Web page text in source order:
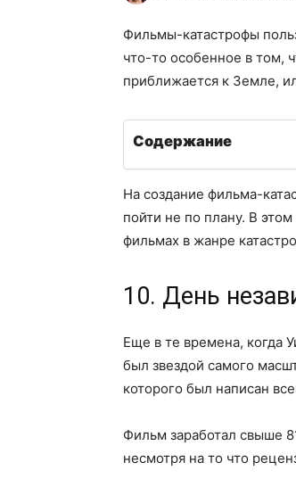
Фильмы-катастрофы
что-то особенное в том,
приближается к Земле,
Содержание
На создание фильма-
пойти не по плану. В
фильмах в жанре
10. День
Еще в те времена, когда
был звездой самого
которого был написан
Фильм заработал свыше
несмотря на то что